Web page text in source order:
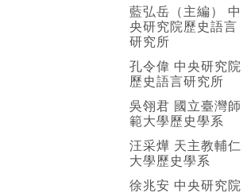
藍弘岳（主編） 中
央研究院歷史語言
研究所
孔令偉 中央研究院
歷史語言研究所
吳翎君 國立臺灣師
範大學歷史學系
汪采燁 天主教輔仁
大學歷史學系
徐兆安 中央研究院